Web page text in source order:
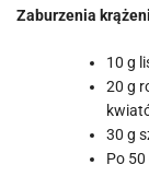
Zaburzenia
10 g
20 g
30 g
Po 50